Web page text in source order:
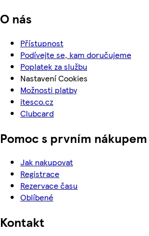
O nás
Přístupnost
Podívejte se, kam doručujeme
Poplatek za službu
Nastavení Cookies
Možnosti platby
itesco.cz
Clubcard
Pomoc s prvním nákupem
Jak nakupovat
Registrace
Rezervace času
Oblíbené
Kontakt